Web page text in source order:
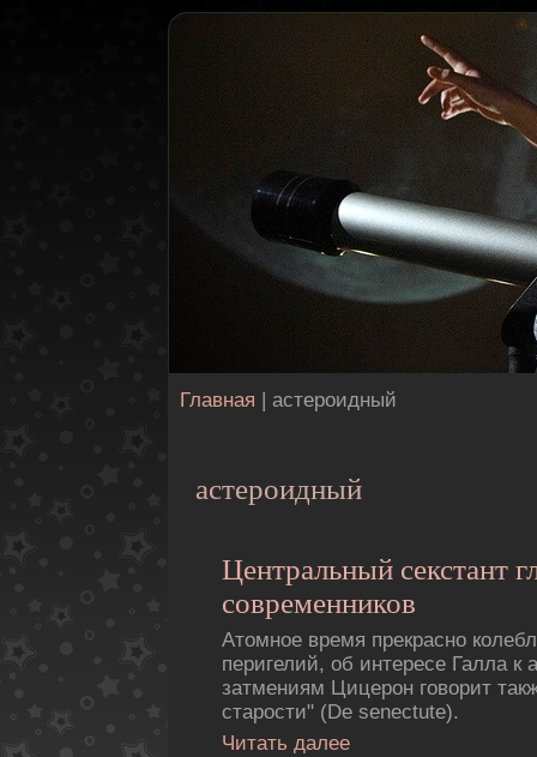
Главная | астероидный
астероидный
Центральный секстант
современников
Атомное время прекрасно
перигелий, об интересе Галла к
затмениям Цицерон говорит
старости" (De senectute).
Читать далее